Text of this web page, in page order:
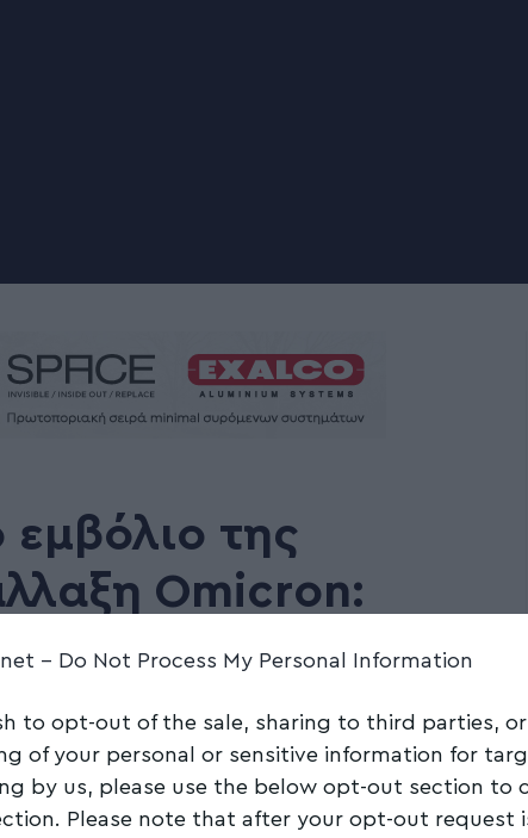
- Do Not Process My Personal Information
to opt-out of the sale, sharing to third parties, or
of your personal or sensitive information for
by us, please use the below opt-out section to
Please note that after your opt-out request
της
Omicron:
Share 3 Min Read